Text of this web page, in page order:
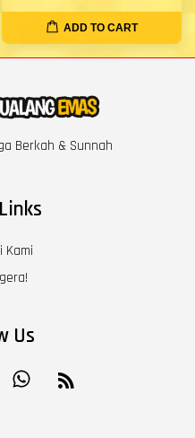
ADD TO CART
Berkah & Sunnah
Kami
Us
Whatsapp